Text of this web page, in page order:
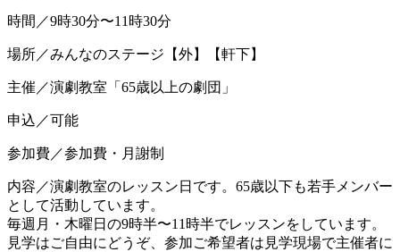
時間／9時30分〜11時30分
場所／みんなのステージ【外】【軒下】
主催／演劇教室「65歳以上の劇団」
申込／可能
参加費／参加費・月謝制
内容／演劇教室のレッスン日です。65歳以下も若手メンバー
として活動しています。
毎週月・木曜日の9時半〜11時半でレッスンをしています。
見学はご自由にどうぞ、参加ご希望者は見学現場で主催者に